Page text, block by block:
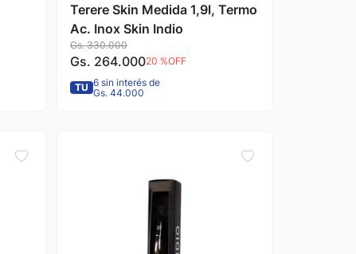
Terere Skin Medida 1,9l, Termo
Ac. Inox Skin Indio
Gs. 330.000
Gs. 264.00020 %OFF
TU 6 sin interés de
Gs. 44.000